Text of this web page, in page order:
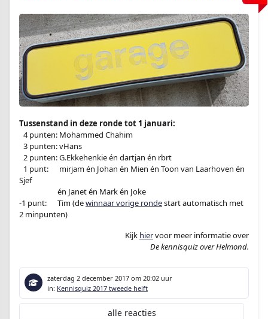
Tussenstand in deze ronde tot 1 januari:
4 punten: Mohammed Chahim
3 punten: vHans
2 punten: G.Ekkehenkie én dartjan én rbrt
1 punt:
mirjam én Johan én Mien én Toon van Laarhoven én
Sjef
én Janet én Mark én Joke
-1 punt:
Tim (dewinnaar vorige rondestart automatisch met
2 minpunten)
Kijk hiervoor meer informatie over
De kennisquiz over Helmond.
zaterdag 2 december 2017 om 20:02 uur
in: Kennisquiz 2017 tweede helft
alle reacties